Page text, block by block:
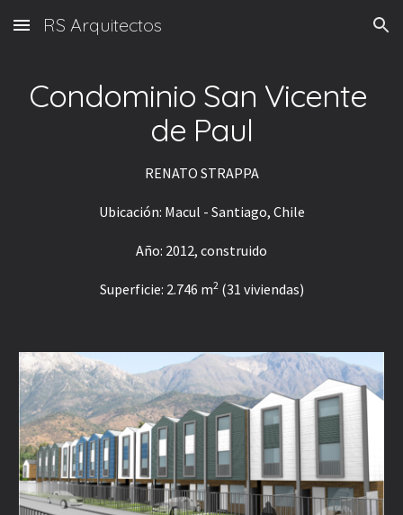
Skip to main content Skip to navigation
RS Arquitectos
Condominio San Vicente
de Paul
RENATO STRAPPA
Ubicación: Macul - Santiago, Chile
Año: 2012, construido
Superficie: 2.746 m2 (31 viviendas)